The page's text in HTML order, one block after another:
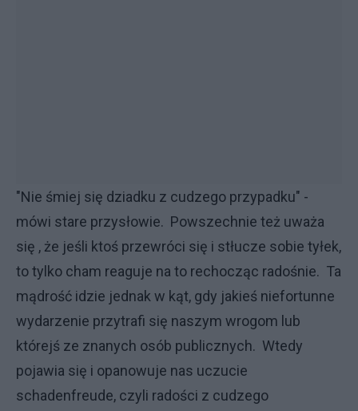
"Nie śmiej się dziadku z cudzego przypadku" -
mówi stare przysłowie. Powszechnie też uważa
się , że jeśli ktoś przewróci się i stłucze sobie tyłek,
to tylko cham reaguje na to rechocząc radośnie. Ta
mądrość idzie jednak w kąt, gdy jakieś niefortunne
wydarzenie przytrafi się naszym wrogom lub
którejś ze znanych osób publicznych. Wtedy
pojawia się i opanowuje nas uczucie
schadenfreude, czyli radości z cudzego